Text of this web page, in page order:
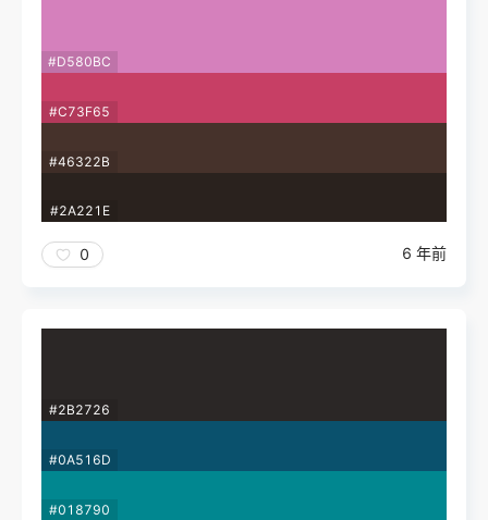
#D580BC
#C73F65
#46322B
#2A221E
0 6 年前
#2B2726
#0A516D
#018790